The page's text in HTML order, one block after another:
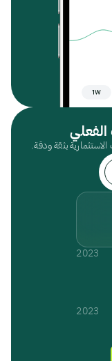
2023
2023
بثقة ودقة.